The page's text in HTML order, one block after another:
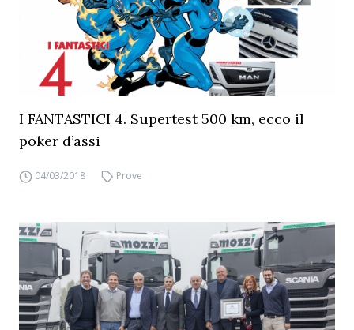
I FANTASTICI 4. Supertest 500 km, ecco il
poker d’assi
04/03/2018 Prove